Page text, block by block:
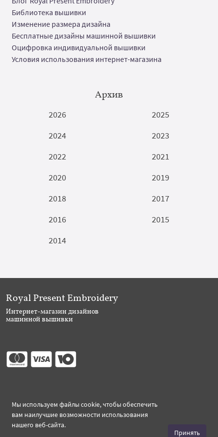
Библиотека вышивки
Изменение размера дизайна
Бесплатные дизайны машинной вышивки
Оцифровка индивидуальной вышивки
Условия использования интернет-магазина
Архив
2026
2025
2024
2023
2022
2021
2020
2019
2018
2017
2016
2015
2014
Мы используем файлы cookie, чтобы обеспечить
вам наилучшие возможности использования
нашего веб-сайта.
Принять
Royal Present Embroidery
Интернет-магазин дизайнов
машинной вышивки